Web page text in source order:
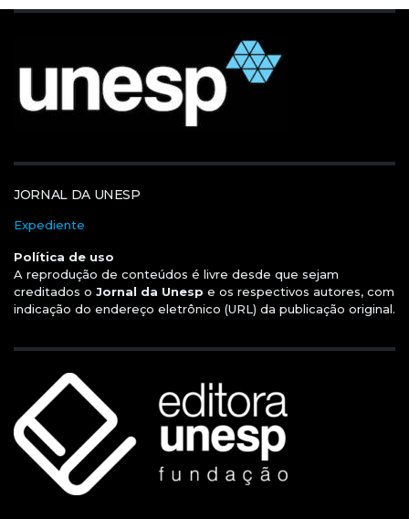
JORNAL DA UNESP
Expediente
Política de uso
A reprodução de conteúdos é livre desde que sejam
creditados o Jornal da Unesp e os respectivos autores, com
indicação do endereço eletrônico (URL) da publicação original.